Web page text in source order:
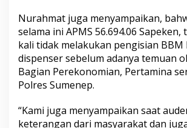
Nurahmat juga menyampaikan,
selama ini APMS 56.694.06
kali tidak melakukan pengisian BBM
dispenser sebelum adanya temuan
Bagian Perekonomian, Pertamina
Polres Sumenep.
“Kami juga menyampaikan saat
keterangan dari masyarakat dan